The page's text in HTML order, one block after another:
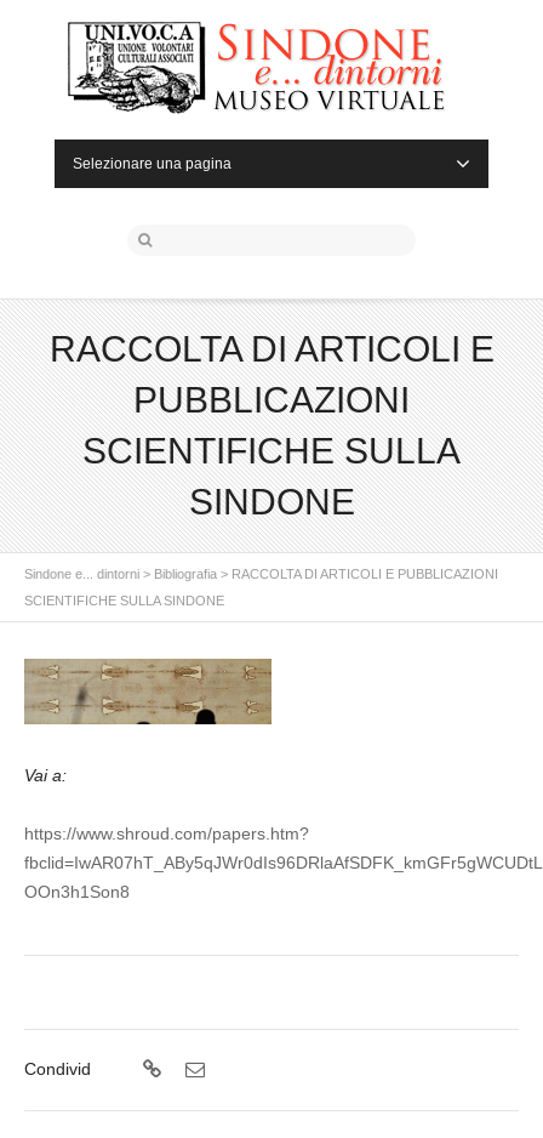
Selezionare una pagina
RACCOLTA DI ARTICOLI E
PUBBLICAZIONI
SCIENTIFICHE SULLA
SINDONE
Sindone e... dintorni > Bibliografia > RACCOLTA DI ARTICOLI E PUBBLICAZIONI
SCIENTIFICHE SULLA SINDONE
Vai a:
https://www.shroud.com/papers.htm?
OOn3h1Son8
Condivid